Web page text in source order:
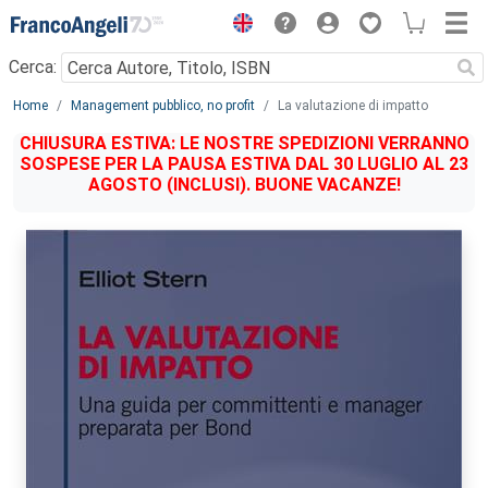
Menu
Cerca:
Main content
Home Management pubblico, no profit La valutazione di impatto
CHIUSURA ESTIVA: LE NOSTRE SPEDIZIONI VERRANNO
SOSPESE PER LA PAUSA ESTIVA DAL 30 LUGLIO AL 23
AGOSTO (INCLUSI). BUONE VACANZE!